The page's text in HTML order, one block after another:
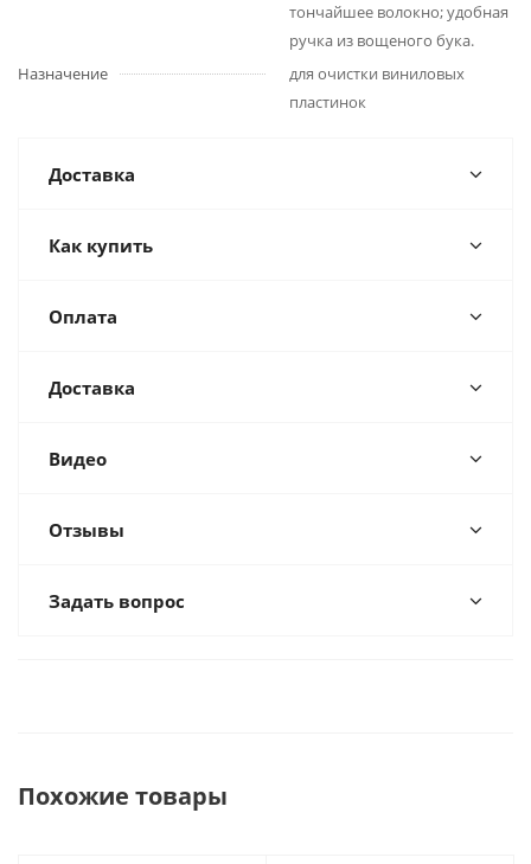
тончайшее волокно; удобная
ручка из вощеного бука.
Назначение
для очистки виниловых
пластинок
Доставка
Как купить
Оплата
Доставка
Видео
Отзывы
Задать вопрос
Похожие товары